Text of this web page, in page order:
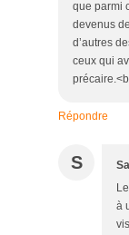
que parmi
devenus
d’autres
ceux qui
Répondre
S
à